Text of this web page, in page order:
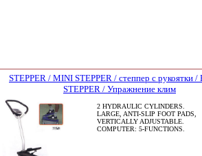
STEPPER / MINI STEPPER / степпер с рукоятки /
STEPPER / Упражнение клим
2 HYDRAULIC CYLINDERS.
LARGE, ANTI-SLIP FOOT PADS,
VERTICALLY ADJUSTABLE.
COMPUTER: 5-FUNCTIONS.